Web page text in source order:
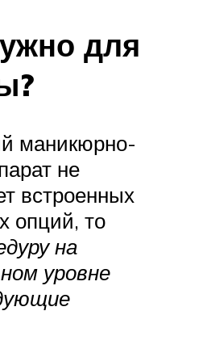
для
маникюрно-
не
встроенных
опций, то
на
уровне